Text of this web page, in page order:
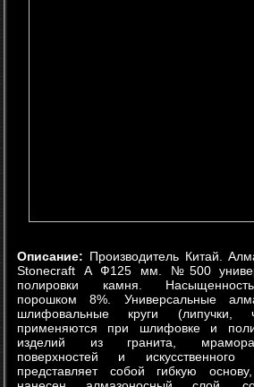
Описание: Производитель Китай.
Stonecraft А Ф125 мм. №500
полировки камня.
порошком 8%. Универсальные
шлифовальные круги (липучки,
применяются при шлифовке и
изделий из гранита,
поверхностей и
представляет собой гибкую